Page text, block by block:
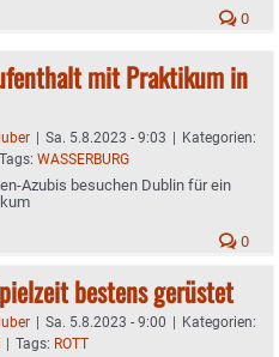
0
mit Praktikum in
| Sa. 5.8.2023 - 9:03 | Kategorien:
Tags: WASSERBURG
Azubis besuchen Dublin für ein
0
bestens gerüstet
| Sa. 5.8.2023 - 9:00 | Kategorien:
| Tags: ROTT